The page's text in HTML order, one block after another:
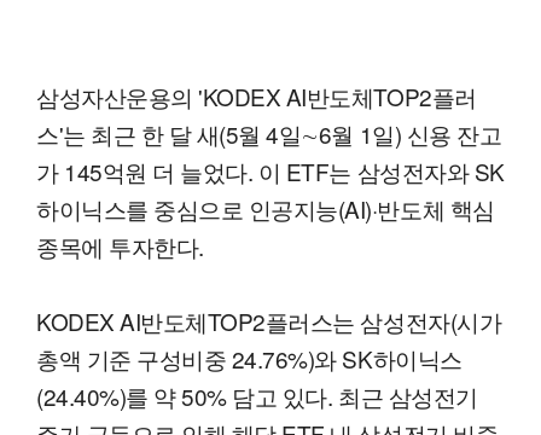
삼성자산운용의 'KODEX AI반도체TOP2플러
스'는 최근 한 달 새(5월 4일∼6월 1일) 신용 잔고
가 145억원 더 늘었다. 이 ETF는 삼성전자와 SK
하이닉스를 중심으로 인공지능(AI)·반도체 핵심
종목에 투자한다.
KODEX AI반도체TOP2플러스는 삼성전자(시가
총액 기준 구성비중 24.76%)와 SK하이닉스
(24.40%)를 약 50% 담고 있다. 최근 삼성전기